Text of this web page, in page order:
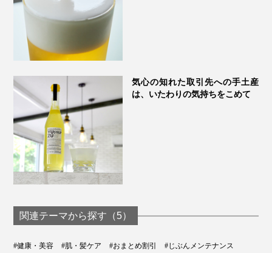
気心の知れた取引先への手土産
は、いたわりの気持ちをこめて
関連テーマから探す（5）
#健康・美容 #肌・髪ケア #おまとめ割引 #じぶんメンテナンス